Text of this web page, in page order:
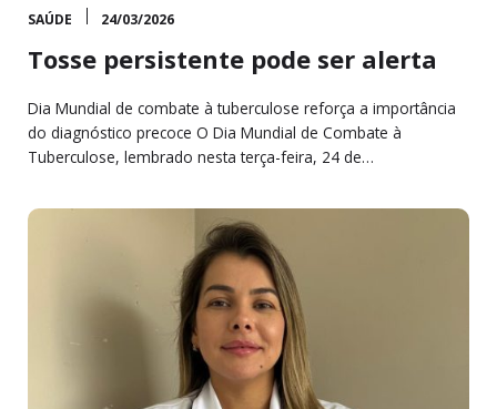
SAÚDE 24/03/2026
Tosse persistente pode ser alerta
Dia Mundial de combate à tuberculose reforça a importância
do diagnóstico precoce O Dia Mundial de Combate à
Tuberculose, lembrado nesta terça-feira, 24 de…